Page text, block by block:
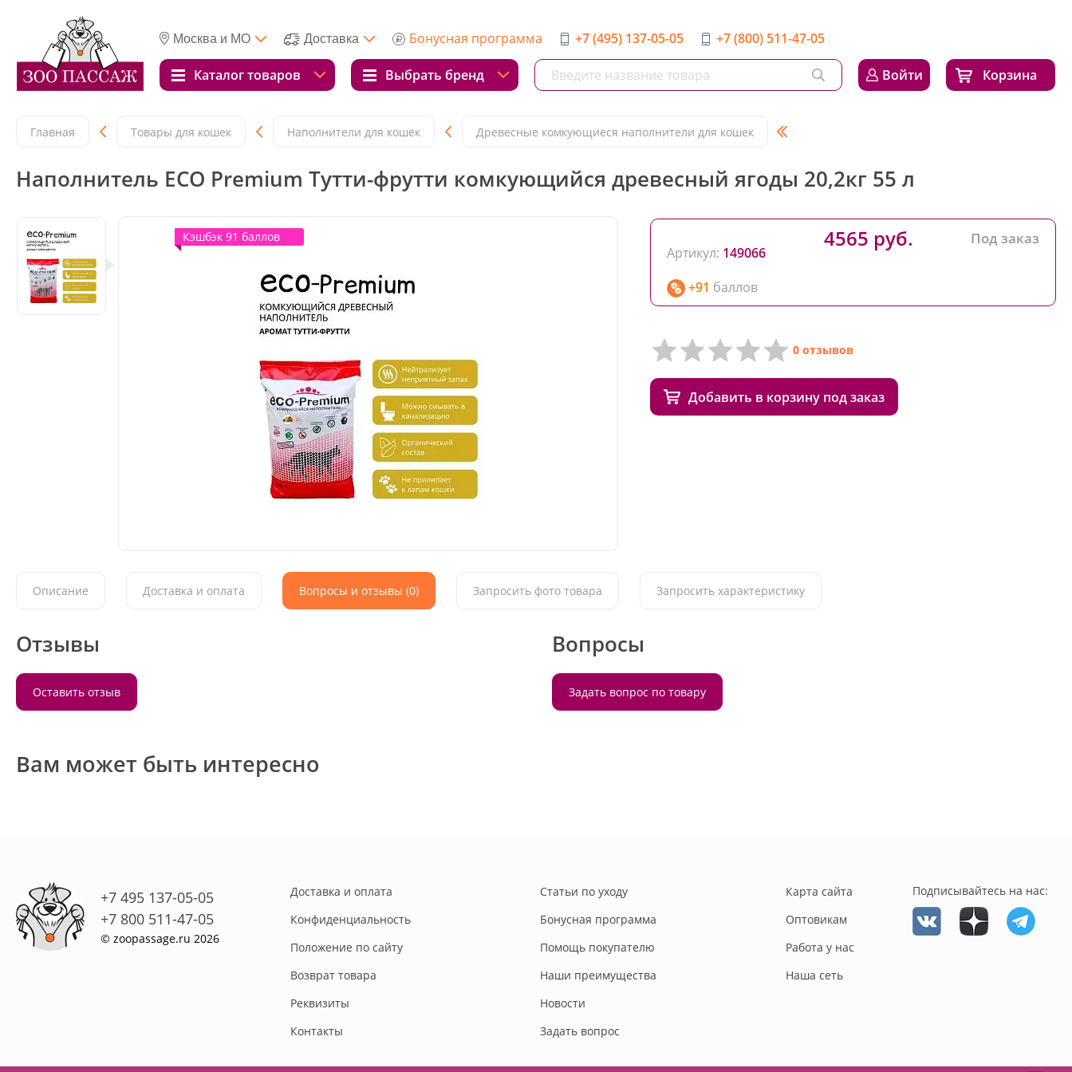
Москва и МО Доставка Бонусная программа +7 (495) 137-05-05 +7 (800) 511-47-05
Каталог товаров Выбрать бренд Войти Корзина
Главная Товары для кошек Наполнители для кошек Древесные комкующиеся наполнители для кошек
Наполнитель ECO Premium Тутти-фрутти комкующийся древесный ягоды 20,2кг 55 л
Кэшбэк 91 баллов
Кэшбэк 91 баллов
Артикул: 149066
+91 баллов
4565 руб. Под заказ
Добавить в корзину под заказ
0 отзывов
Описание Доставка и оплата Вопросы и отзывы (0) Запросить фото товара Запросить характеристику
Отзывы
Оставить отзыв
Вопросы
Задать вопрос по товару
Вам может быть интересно
+7 495 137-05-05
+7 800 511-47-05
© zoopassage.ru 2026
Доставка и оплата
Конфиденциальность
Положение по сайту
Возврат товара
Реквизиты
Контакты
Статьи по уходу
Бонусная программа
Помощь покупателю
Наши преимущества
Новости
Задать вопрос
Карта сайта
Оптовикам
Работа у нас
Наша сеть
Подписывайтесь на нас: